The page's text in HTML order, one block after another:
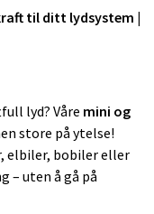
til ditt lydsystem |
lyd? Våre mini og
store på ytelse!
elbiler, bobiler eller
– uten å gå på